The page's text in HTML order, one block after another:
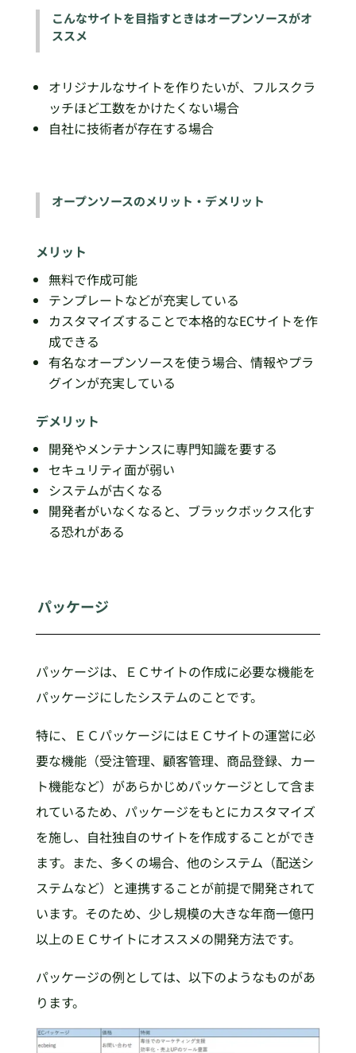
こんなサイトを目指すときはオープンソースがオ
ススメ
オリジナルなサイトを作りたいが、フルスクラ
ッチほど工数をかけたくない場合
自社に技術者が存在する場合
オープンソースのメリット・デメリット
メリット
無料で作成可能
テンプレートなどが充実している
カスタマイズすることで本格的なECサイトを作
成できる
有名なオープンソースを使う場合、情報やプラ
グインが充実している
デメリット
開発やメンテナンスに専門知識を要する
セキュリティ面が弱い
システムが古くなる
開発者がいなくなると、ブラックボックス化す
る恐れがある
パッケージ
パッケージは、ＥＣサイトの作成に必要な機能を
パッケージにしたシステムのことです。
特に、ＥＣパッケージにはＥＣサイトの運営に必
要な機能（受注管理、顧客管理、商品登録、カー
ト機能など）があらかじめパッケージとして含ま
れているため、パッケージをもとにカスタマイズ
を施し、自社独自のサイトを作成することができ
ます。また、多くの場合、他のシステム（配送シ
ステムなど）と連携することが前提で開発されて
います。そのため、少し規模の大きな年商一億円
以上のＥＣサイトにオススメの開発方法です。
パッケージの例としては、以下のようなものがあ
ります。